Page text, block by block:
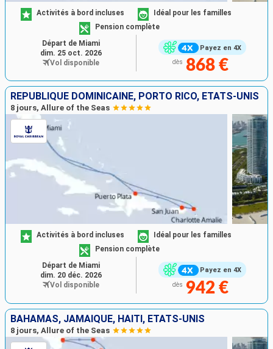
Payez en 4X
Activités à bord incluses
Idéal pour les familles
Pension complète
dès 868 €
Départ de Miami
dim. 25 oct. 2026
Vol disponible
RÉPUBLIQUE DOMINICAINE, PORTO RICO, ÉTATS-UNIS
8 jours, Allure of the Seas
Payez en 4X
Activités à bord incluses
Idéal pour les familles
Pension complète
dès 942 €
Départ de Miami
dim. 20 déc. 2026
Vol disponible
BAHAMAS, JAMAÏQUE, HAÏTI, ÉTATS-UNIS
8 jours, Allure of the Seas